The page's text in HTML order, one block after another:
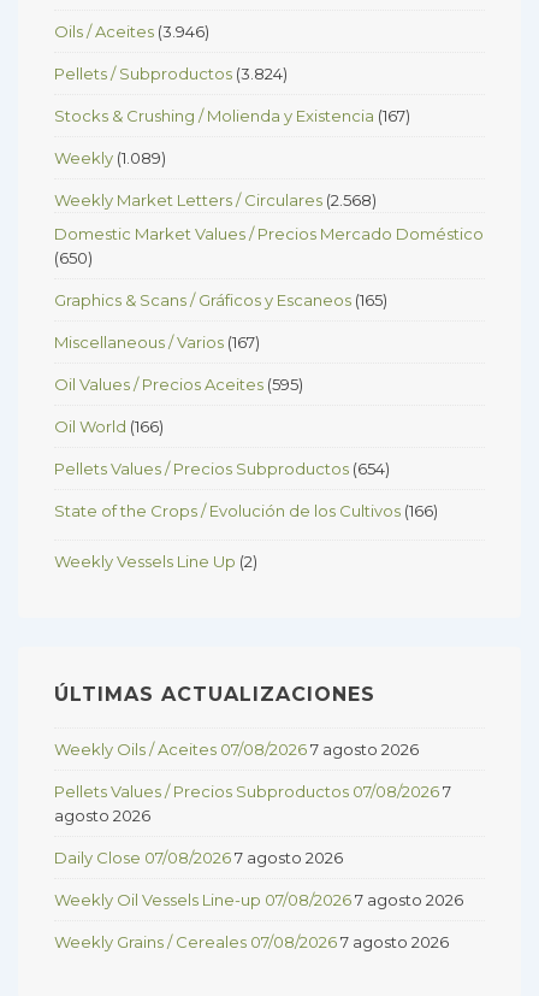
Oils / Aceites (3.946)
Pellets / Subproductos (3.824)
Stocks & Crushing / Molienda y Existencia (167)
Weekly (1.089)
Weekly Market Letters / Circulares (2.568)
Domestic Market Values / Precios Mercado Doméstico
(650)
Graphics & Scans / Gráficos y Escaneos (165)
Miscellaneous / Varios (167)
Oil Values / Precios Aceites (595)
Oil World (166)
Pellets Values / Precios Subproductos (654)
State of the Crops / Evolución de los Cultivos (166)
Weekly Vessels Line Up (2)
ÚLTIMAS ACTUALIZACIONES
Weekly Oils / Aceites 07/08/20267 agosto 2026
Pellets Values / Precios Subproductos 07/08/20267
agosto 2026
Daily Close 07/08/20267 agosto 2026
Weekly Oil Vessels Line-up 07/08/20267 agosto 2026
Weekly Grains / Cereales 07/08/20267 agosto 2026